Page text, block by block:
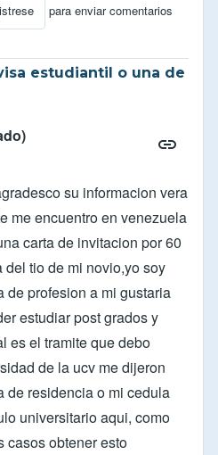
para enviar comentarios
argentinoporAlejandro (no
estudiantil o una de
su informacion vera
me encuentro en venezuela
carta de invitacion por 60
tio de mi novio,yo soy
de profesion a mi gustaria
estudiar post grados y
es el tramite que debo
de la ucv me dijeron
de residencia o mi cedula
universitario aqui, como
casos obtener esto